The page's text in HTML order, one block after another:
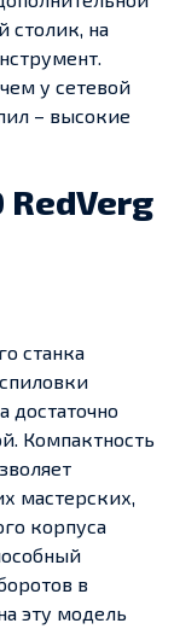
столик, на
у сетевой
– высокие
RedVerg
станка
достаточно
Компактность
мастерских,
корпуса
в
эту модель